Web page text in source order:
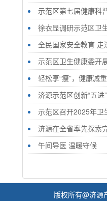
示范区第七届健康科
徐衣显调研示范区卫
全民国家安全教育 走
示范区卫生健康委开
轻松享“瘦”，健康减
济源示范区创新“五
示范区召开2025年卫
济源在全省率先探索
午间导医 温暖守候
版权所有@济源